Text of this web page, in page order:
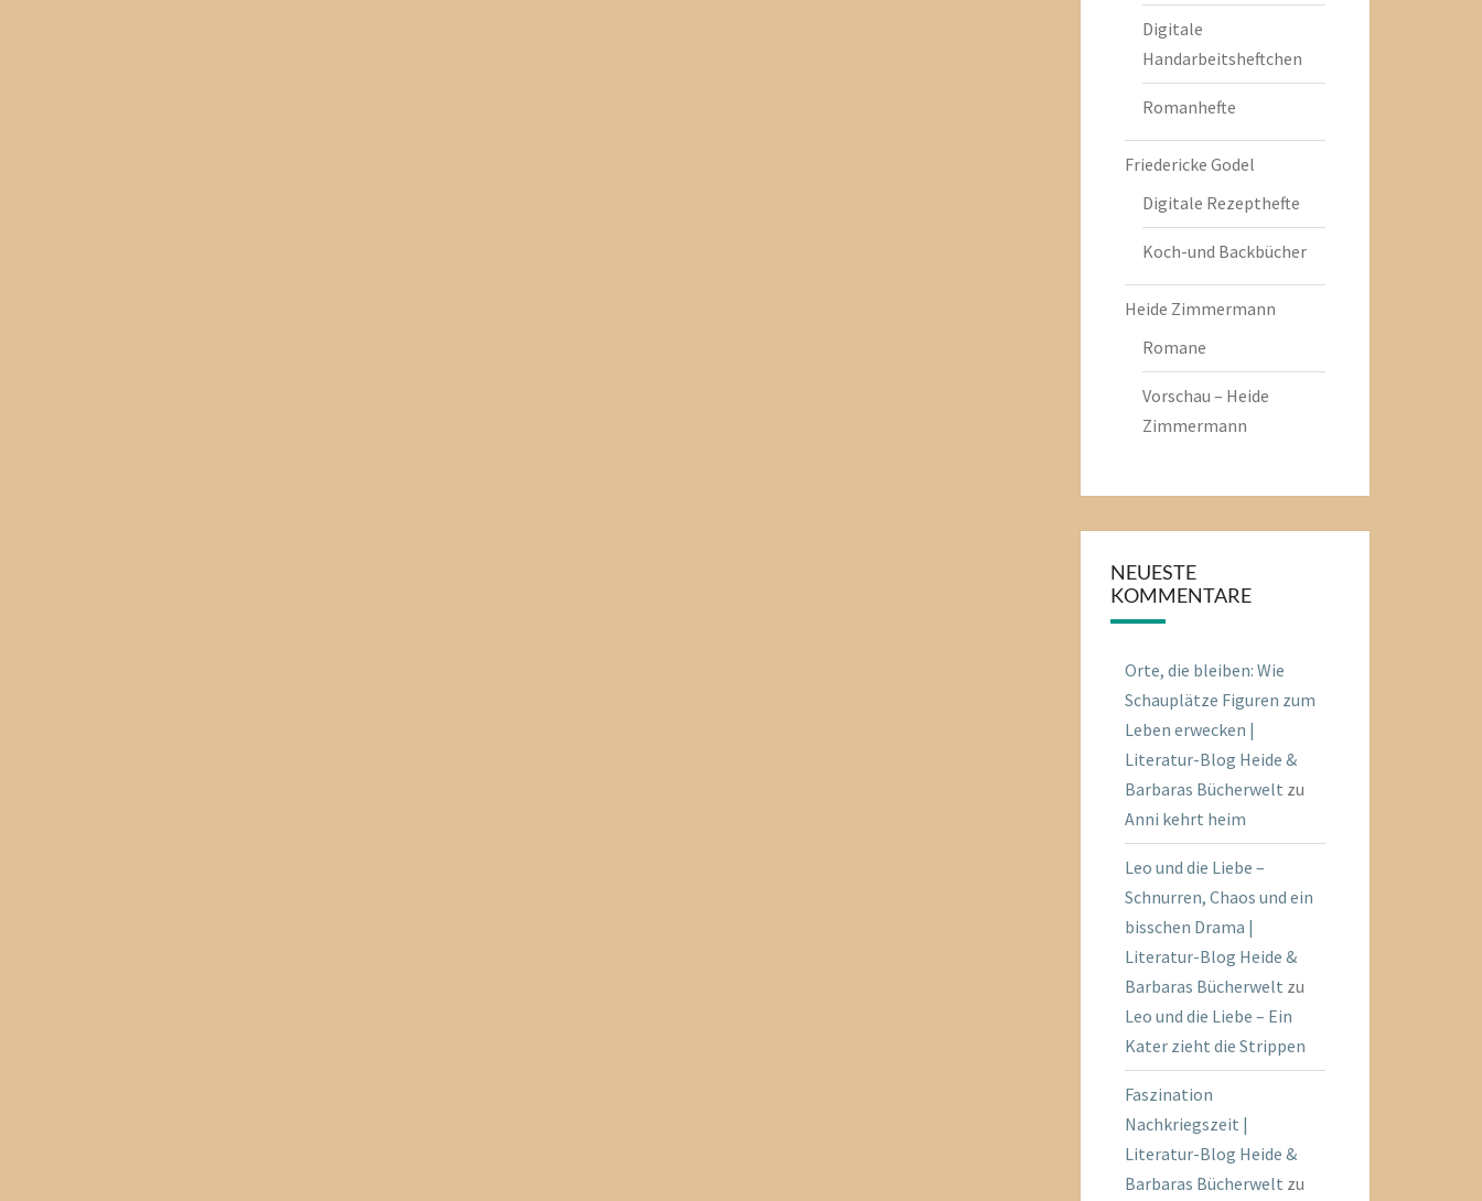
Digitale
Handarbeitsheftchen
Romanhefte
Friedericke Godel
Digitale Rezepthefte
Koch-und Backbücher
Heide Zimmermann
Romane
Vorschau – Heide
Zimmermann
NEUESTE
KOMMENTARE
Orte, die bleiben: Wie
Schauplätze Figuren zum
Leben erwecken |
Literatur-Blog Heide &
Barbaras Bücherwelt zu
Anni kehrt heim
Leo und die Liebe –
Schnurren, Chaos und ein
bisschen Drama |
Literatur-Blog Heide &
Barbaras Bücherwelt zu
Leo und die Liebe – Ein
Kater zieht die Strippen
Faszination
Nachkriegszeit |
Literatur-Blog Heide &
Barbaras Bücherwelt zu